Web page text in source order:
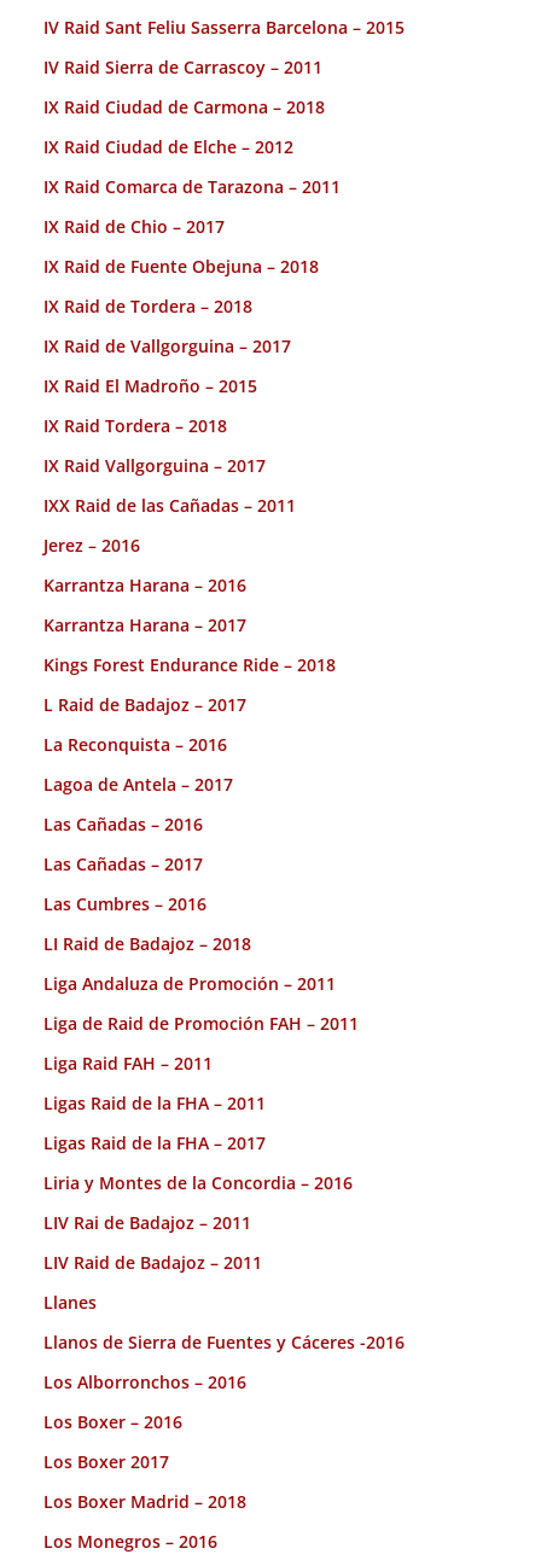
IV Raid Sant Feliu Sasserra Barcelona – 2015
IV Raid Sierra de Carrascoy – 2011
IX Raid Ciudad de Carmona – 2018
IX Raid Ciudad de Elche – 2012
IX Raid Comarca de Tarazona – 2011
IX Raid de Chio – 2017
IX Raid de Fuente Obejuna – 2018
IX Raid de Tordera – 2018
IX Raid de Vallgorguina – 2017
IX Raid El Madroño – 2015
IX Raid Tordera – 2018
IX Raid Vallgorguina – 2017
IXX Raid de las Cañadas – 2011
Jerez – 2016
Karrantza Harana – 2016
Karrantza Harana – 2017
Kings Forest Endurance Ride – 2018
L Raid de Badajoz – 2017
La Reconquista – 2016
Lagoa de Antela – 2017
Las Cañadas – 2016
Las Cañadas – 2017
Las Cumbres – 2016
LI Raid de Badajoz – 2018
Liga Andaluza de Promoción – 2011
Liga de Raid de Promoción FAH – 2011
Liga Raid FAH – 2011
Ligas Raid de la FHA – 2011
Ligas Raid de la FHA – 2017
Liria y Montes de la Concordia – 2016
LIV Rai de Badajoz – 2011
LIV Raid de Badajoz – 2011
Llanes
Llanos de Sierra de Fuentes y Cáceres -2016
Los Alborronchos – 2016
Los Boxer – 2016
Los Boxer 2017
Los Boxer Madrid – 2018
Los Monegros – 2016